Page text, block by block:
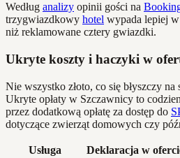
Według analizy opinii gości na
trzygwiazdkowy hotel wypada lepiej w
niż reklamowane cztery gwiazdki.
Ukryte koszty i haczyki w
Nie wszystko złoto, co się błyszczy
Ukryte opłaty w Szczawnicy to
przez dodatkową opłatę za dostęp do
dotyczące zwierząt domowych czy
Usługa Deklaracja w